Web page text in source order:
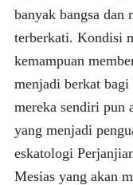
banyak bangsa dan
terberkati. Kondisi
kemampuan
menjadi berkat
mereka sendiri pun
yang menjadi
eskatologi
Mesias yang akan